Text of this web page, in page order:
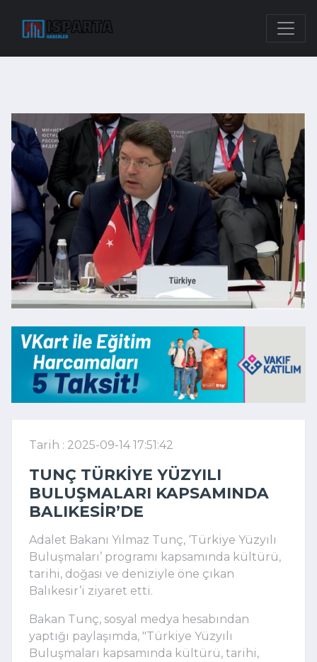
Tarih : 2025-09-14 17:51:42
TUNÇ TÜRKIYE YÜZYILI
BULUŞMALARI KAPSAMINDA
BALIKESIR’DE
Adalet Bakanı Yılmaz Tunç, ‘Türkiye Yüzyılı
Buluşmaları’ programı kapsamında kültürü,
tarihi, doğası ve deniziyle öne çıkan
Balıkesir’i ziyaret etti.
Bakan Tunç, sosyal medya hesabından
yaptığı paylaşımda, "Türkiye Yüzyılı
Buluşmaları kapsamında kültürü, tarihi,